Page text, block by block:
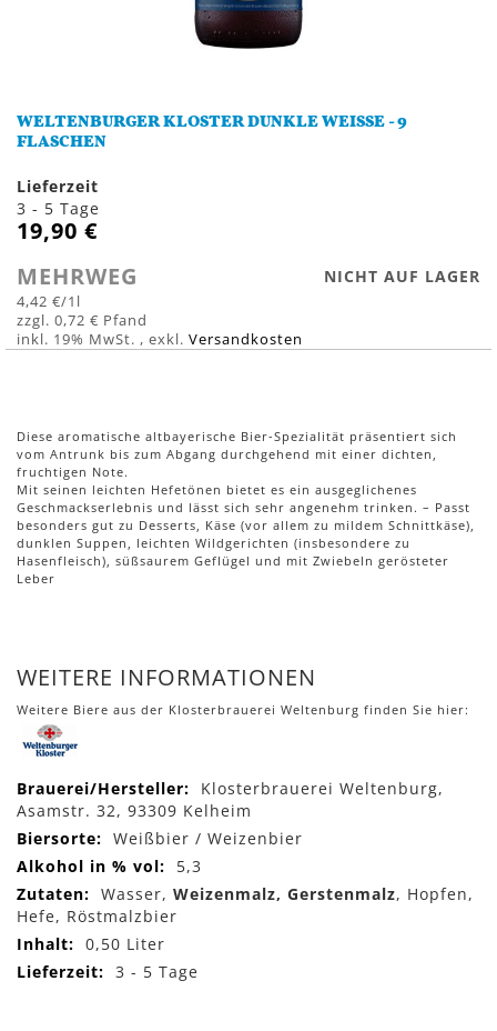
WELTENBURGER KLOSTER DUNKLE WEISSE - 9 F
LASCHEN
Lieferzeit
3 - 5 Tage
19,90 €
MEHRWEG
4,42 €/1l
0,72 €
inkl. 19% MwSt. , exkl. Versandkosten
NICHT AUF LAGER
Diese aromatische altbayerische Bier-Spezialität präsentiert sich
vom Antrunk bis zum Abgang durchgehend mit einer dichten,
fruchtigen Note.
Mit seinen leichten Hefetönen bietet es ein ausgeglichenes
Geschmackserlebnis und lässt sich sehr angenehm trinken. – Passt
besonders gut zu Desserts, Käse (vor allem zu mildem Schnittkäse),
dunklen Suppen, leichten Wildgerichten (insbesondere zu
Hasenfleisch), süßsaurem Geflügel und mit Zwiebeln gerösteter
Leber
der
Bildergalerie
WEITERE INFORMATIONEN
Weitere Biere aus der Klosterbrauerei Weltenburg finden Sie hier:
Mehr
Informationen
Klosterbrauerei Weltenburg,
Asamstr. 32, 93309 Kelheim
Weißbier / Weizenbier
5,3
Wasser, Weizenmalz, Gerstenmalz, Hopfen,
Hefe, Röstmalzbier
0,50 Liter
3 - 5 Tage